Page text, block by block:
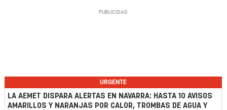
URGENTE
LA AEMET DISPARA ALERTAS EN NAVARRA: HASTA 10 AVISOS
AMARILLOS Y NARANJAS POR CALOR, TROMBAS DE AGUA Y